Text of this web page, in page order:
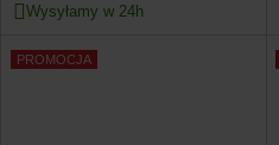
Wysyłamy w 24h
PROMOCJA